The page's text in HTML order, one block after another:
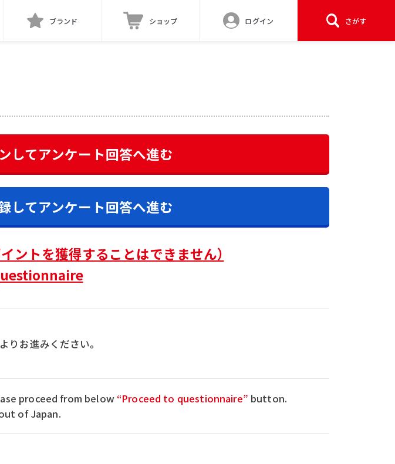
ブランド ショップ ログイン さがす
してアンケート回答へ進む
してアンケート回答へ進む
ントを獲得することはできません）
りお進みください。
proceed from below “Proceed to questionnaire” button.
of Japan.